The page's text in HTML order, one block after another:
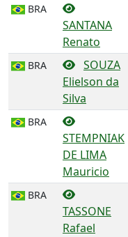
BRA
SANTANA
Renato
BRA
SOUZA
Elielson da
Silva
BRA
STEMPNIAK
DE LIMA
Mauricio
BRA
TASSONE
Rafael